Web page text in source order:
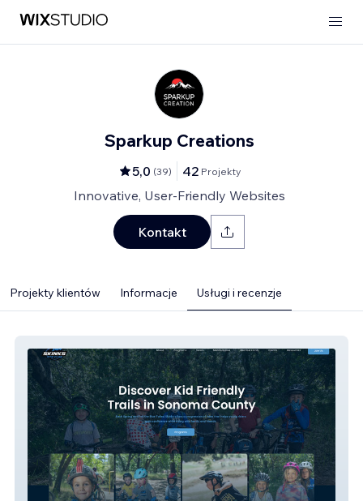
Sparkup Creations
5,0 (39) 42 Projekty
Innovative, User-Friendly Websites
Kontakt
Projekty klientów Informacje Usługi i recenzje